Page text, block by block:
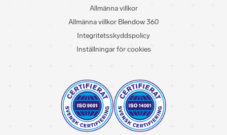
Allmänna villkor
Allmänna villkor Blendow 360
Integritetsskyddspolicy
Inställningar för cookies